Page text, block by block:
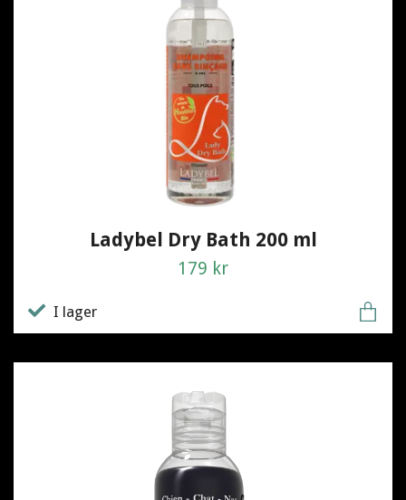
Ladybel Dry Bath 200 ml
179 kr
I lager